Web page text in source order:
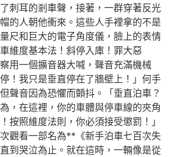
刺耳的剎車聲，接著，一群穿著反光
的人朝他衝來。這些人手裡拿的不是
尺和巨大的電子角度儀，臉上的表情
維度基本法！斜停入庫！罪大惡
用一個擴音器大喊，聲音充滿機械
！我只是垂直停在了牆壁上！」何手
聲音因為恐懼而顫抖。「垂直泊車？
，在這裡，你的車體與停車線的夾角
照維度法則，你必須接受懲罰！」
觀看一部名為**《新手泊車七百次失
到哭泣為止。就在這時，一輛像是從